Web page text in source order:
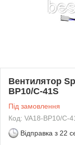
Вентилятор
BP10/C-41S
Під замовлення
Код: VA18-BP10/C-
Відправка з 22